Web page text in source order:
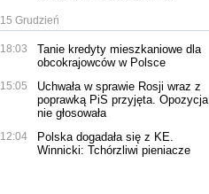
15 Grudzień
18:03
Tanie kredyty mieszkaniowe dla
obcokrajowców w Polsce
15:05
Uchwała w sprawie Rosji wraz z
poprawką PiS przyjęta. Opozycja
nie głosowała
12:04
Polska dogadała się z KE.
Winnicki: Tchórzliwi pieniacze